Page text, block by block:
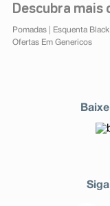
Descubra mais
Pomadas| Esquenta
Ofertas Em Genericos